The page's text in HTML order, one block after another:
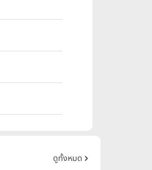
ดูทั้งหมด